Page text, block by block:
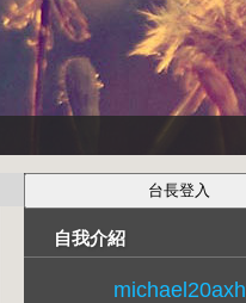
自我介紹
michael20axh